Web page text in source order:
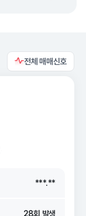
전체 매매신호
***.**
***.**
28회 발생